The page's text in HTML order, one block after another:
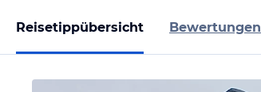
Reisetippübersicht Bewertungen